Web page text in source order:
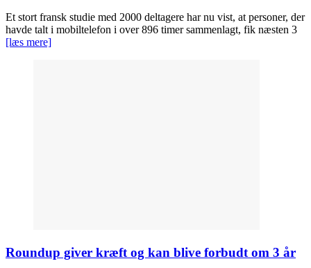
Et stort fransk studie med 2000 deltagere har nu vist, at personer, der
havde talt i mobiltelefon i over 896 timer sammenlagt, fik næsten 3
[læs mere]
Roundup giver kræft og kan blive forbudt om 3 år